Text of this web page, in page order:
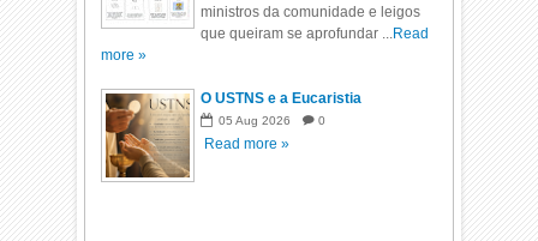
ministros da comunidade e leigos
que queiram se aprofundar ... Read
more »
O USTNS e a Eucaristia
05 Aug 2026 0
Read more »